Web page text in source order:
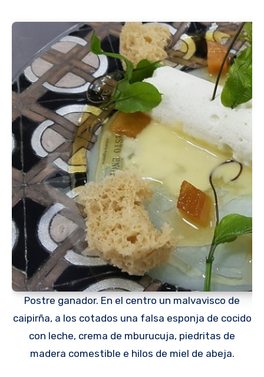
Postre ganador. En el centro un malvavisco de
caipirña, a los cotados una falsa esponja de cocido
con leche, crema de mburucuja, piedritas de
madera comestible e hilos de miel de abeja.